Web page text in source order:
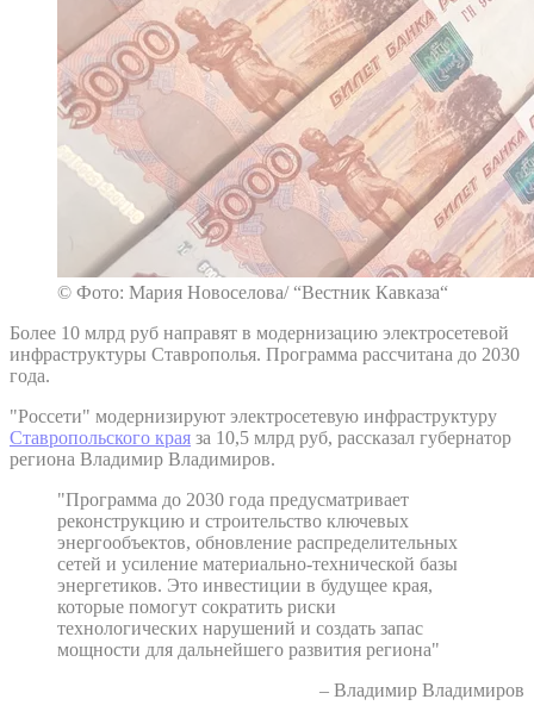
© Фото: Мария Новоселова/ “Вестник Кавказа“
Более 10 млрд руб направят в модернизацию электросетевой
инфраструктуры Ставрополья. Программа рассчитана до 2030
года.
"Россети" модернизируют электросетевую инфраструктуру
Ставропольского края за 10,5 млрд руб, рассказал губернатор
региона Владимир Владимиров.
"Программа до 2030 года предусматривает
реконструкцию и строительство ключевых
энергообъектов, обновление распределительных
сетей и усиление материально-технической базы
энергетиков. Это инвестиции в будущее края,
которые помогут сократить риски
технологических нарушений и создать запас
мощности для дальнейшего развития региона"
– Владимир Владимиров